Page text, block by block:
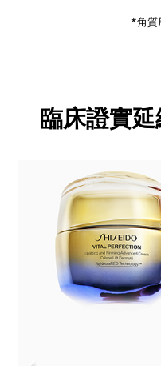
*角質
臨床證實延
臨床證實延